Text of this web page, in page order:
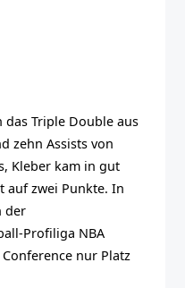
das Triple Double aus
zehn Assists von
Kleber kam in gut
auf zwei Punkte. In
der
Profiliga NBA
nur Platz